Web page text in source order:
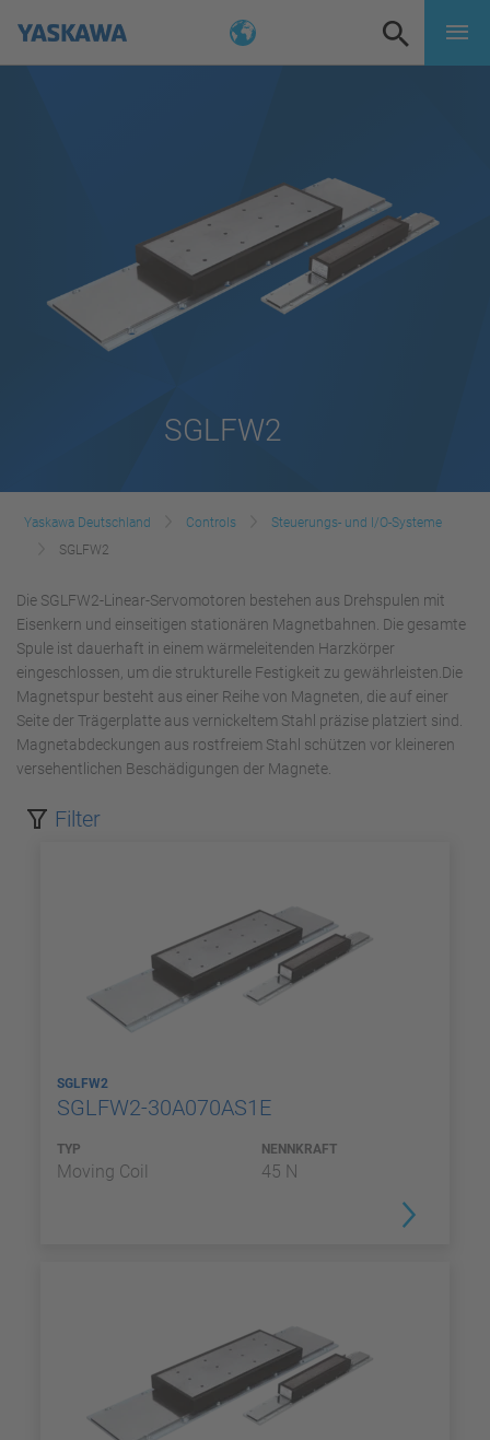
SGLFW2
Yaskawa Deutschland Controls
Steuerungs- und I/O-Systeme
SGLFW2
Die SGLFW2-Linear-Servomotoren bestehen aus Drehspulen mit
Eisenkern und einseitigen stationären Magnetbahnen. Die gesamte
Spule ist dauerhaft in einem wärmeleitenden Harzkörper
eingeschlossen, um die strukturelle Festigkeit zu gewährleisten.Die
Magnetspur besteht aus einer Reihe von Magneten, die auf einer
Seite der Trägerplatte aus vernickeltem Stahl präzise platziert sind.
Magnetabdeckungen aus rostfreiem Stahl schützen vor kleineren
versehentlichen Beschädigungen der Magnete.
Filter
SGLFW2
SGLFW2-30A070AS1E
TYP
Moving Coil
NENNKRAFT
45 N